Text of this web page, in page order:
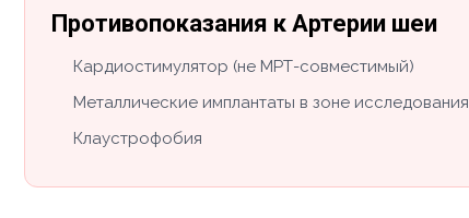
Противопоказания к Артерии шеи
Кардиостимулятор (не МРТ-совместимый)
Металлические имплантаты в зоне исследования
Клаустрофобия